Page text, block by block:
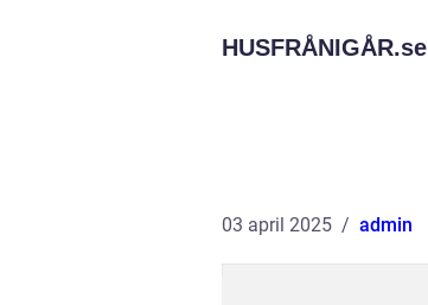
HUSFRÅNIGÅR.se
03 april 2025 admin